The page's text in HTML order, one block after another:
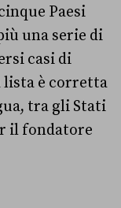
Paesi
una serie di
casi di
lista è corretta
tra gli Stati
il fondatore